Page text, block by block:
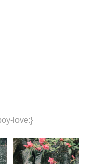
love:}